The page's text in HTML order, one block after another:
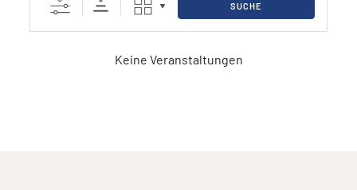
SUCHE
Keine Veranstaltungen